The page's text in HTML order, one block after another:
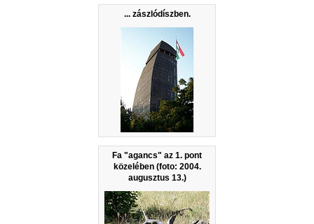
... zászlódíszben.
Fa "agancs" az 1. pont
közelében (foto: 2004.
augusztus 13.)